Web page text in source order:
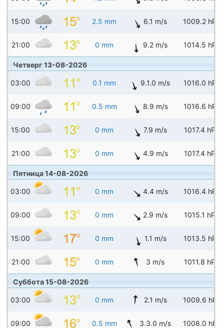
15:00 2.5 mm 6.1 m/s 1009.2 hPa
21:00 0 mm 9.2 m/s 1014.5 hPa
Четверг 13-08-2026
03:00 0.1 mm 9.1.0 m/s 1016.0 hPa
09:00 0.5 mm 8.9 m/s 1016.6 hPa
15:00 0 mm 7.9 m/s 1017.4 hPa
21:00 0 mm 4.9 m/s 1017.4 hPa
Пятница 14-08-2026
03:00 0 mm 4.4 m/s 1016.4 hPa
09:00 0 mm 2.9 m/s 1015.1 hPa
15:00 0 mm 1.1 m/s 1013.5 hPa
21:00 0 mm 3 m/s 1011.8 hPa
Суббота 15-08-2026
03:00 0 mm 2.1 m/s 1009.6 hPa
09:00 0.5 mm 3.3.0 m/s 1008.0 hPa